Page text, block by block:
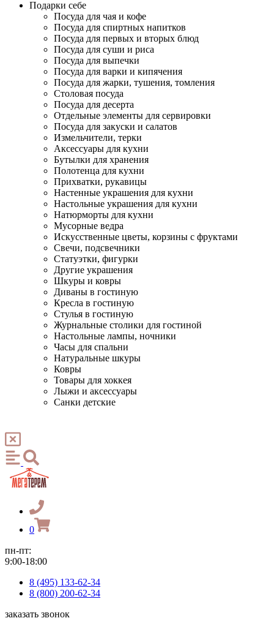
Подарки себе
Посуда для чая и кофе
Посуда для спиртных напитков
Посуда для первых и вторых блюд
Посуда для суши и риса
Посуда для выпечки
Посуда для варки и кипячения
Посуда для жарки, тушения, томления
Столовая посуда
Посуда для десерта
Отдельные элементы для сервировки
Посуда для закуски и салатов
Измельчители, терки
Аксессуары для кухни
Бутылки для хранения
Полотенца для кухни
Прихватки, рукавицы
Настенные украшения для кухни
Настольные украшения для кухни
Натюрморты для кухни
Мусорные ведра
Искусственные цветы, корзины с фруктами
Свечи, подсвечники
Статуэтки, фигурки
Другие украшения
Шкуры и ковры
Диваны в гостиную
Кресла в гостиную
Стулья в гостиную
Журнальные столики для гостиной
Настольные лампы, ночники
Часы для спальни
Натуральные шкуры
Ковры
Товары для хоккея
Лыжи и аксессуары
Санки детские
0
пн-пт:
9:00-18:00
8 (495) 133-62-34
8 (800) 200-62-34
заказать звонок